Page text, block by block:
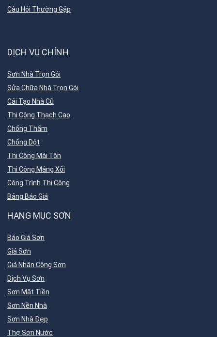
Câu Hỏi Thường Gặp
DỊCH VỤ CHÍNH
Sơn Nhà Trọn Gói
Sửa Chữa Nhà Trọn Gói
Cải Tạo Nhà Cũ
Thi Công Thạch Cao
Chống Thấm
Chống Dột
Thi Công Mái Tôn
Thi Công Máng Xối
Công Trình Thi Công
Bảng Báo Giá
HẠNG MỤC SƠN
Báo Giá Sơn
Giá Sơn
Giá Nhân Công Sơn
Dịch Vụ Sơn
Sơn Mặt Tiền
Sơn Nền Nhà
Sơn Nhà Đẹp
Thợ Sơn Nước